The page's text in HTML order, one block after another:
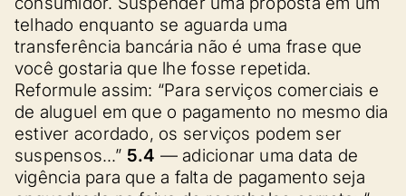
telhado enquanto se aguarda uma
transferência bancária não é uma frase que
você gostaria que lhe fosse repetida.
Reformule assim: “Para serviços comerciais e
de aluguel em que o pagamento no mesmo dia
estiver acordado, os serviços podem ser
suspensos…” 5.4 — adicionar uma data de
vigência para que a falta de pagamento seja